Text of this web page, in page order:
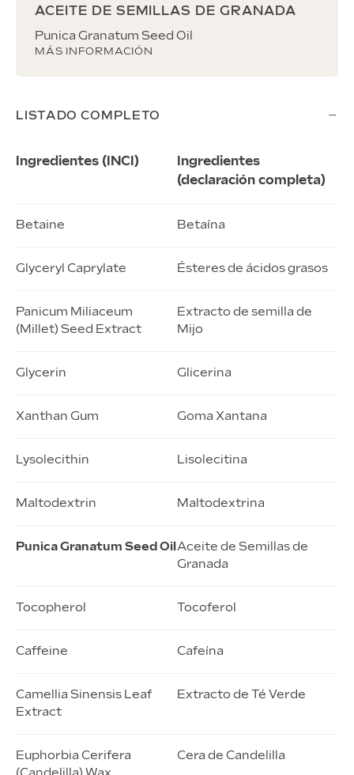
ACEITE DE SEMILLAS DE GRANADA
Punica Granatum Seed Oil
MÁS INFORMACIÓN
LISTADO COMPLETO −
Ingredientes (INCI)
Ingredientes
(declaración completa)
Betaine Betaína
Glyceryl Caprylate Ésteres de ácidos grasos
Panicum Miliaceum
(Millet) Seed Extract
Extracto de semilla de
Mijo
Xanthan Gum Goma Xantana
Glycerin Glicerina
Maltodextrin Maltodextrina
Lysolecithin Lisolecitina
Punica Granatum Seed OilAceite de Semillas de
Granada
Camellia Sinensis Leaf
Extract
Extracto de Té Verde
Tocopherol Tocoferol
Caffeine Cafeína
Euphorbia Cerifera
Cera de Candelilla